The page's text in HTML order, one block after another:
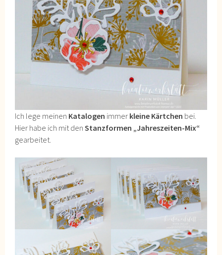
Ich lege meinen Katalogen immer kleine Kärtchen bei.
Hier habe ich mit denStanzformen „Jahreszeiten-Mix“
gearbeitet.